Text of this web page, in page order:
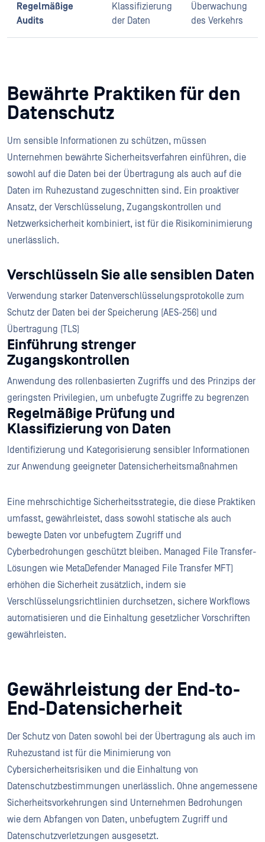
Regelmäßige
Audits
Klassifizierung
der Daten
Überwachung
des Verkehrs
Bewährte Praktiken für den
Datenschutz
Um sensible Informationen zu schützen, müssen
Unternehmen bewährte Sicherheitsverfahren einführen, die
sowohl auf die Daten bei der Übertragung als auch auf die
Daten im Ruhezustand zugeschnitten sind. Ein proaktiver
Ansatz, der Verschlüsselung, Zugangskontrollen und
Netzwerksicherheit kombiniert, ist für die Risikominimierung
unerlässlich.
Verschlüsseln Sie alle sensiblen Daten
Verwendung starker Datenverschlüsselungsprotokolle zum
Schutz der Daten bei der Speicherung (AES-256) und
Übertragung (TLS)
Einführung strenger
Zugangskontrollen
Anwendung des rollenbasierten Zugriffs und des Prinzips der
geringsten Privilegien, um unbefugte Zugriffe zu begrenzen
Regelmäßige Prüfung und
Klassifizierung von Daten
Identifizierung und Kategorisierung sensibler Informationen
zur Anwendung geeigneter Datensicherheitsmaßnahmen
Eine mehrschichtige Sicherheitsstrategie, die diese Praktiken
umfasst, gewährleistet, dass sowohl statische als auch
bewegte Daten vor unbefugtem Zugriff und
Cyberbedrohungen geschützt bleiben. Managed File Transfer-
Lösungen wie MetaDefender Managed File Transfer MFT)
erhöhen die Sicherheit zusätzlich, indem sie
Verschlüsselungsrichtlinien durchsetzen, sichere Workflows
automatisieren und die Einhaltung gesetzlicher Vorschriften
gewährleisten.
Gewährleistung der End-to-
End-Datensicherheit
Der Schutz von Daten sowohl bei der Übertragung als auch im
Ruhezustand ist für die Minimierung von
Cybersicherheitsrisiken und die Einhaltung von
Datenschutzbestimmungen unerlässlich. Ohne angemessene
Sicherheitsvorkehrungen sind Unternehmen Bedrohungen
wie dem Abfangen von Daten, unbefugtem Zugriff und
Datenschutzverletzungen ausgesetzt.